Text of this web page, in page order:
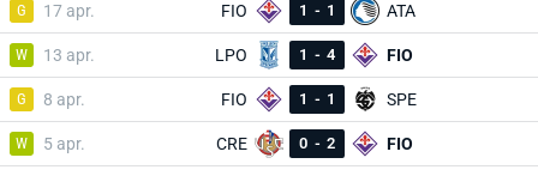
G 17 apr. FIO 1 - 1 ATA
W 13 apr. LPO 1 - 4 FIO
G 8 apr. FIO 1 - 1 SPE
W 5 apr. CRE 0 - 2 FIO